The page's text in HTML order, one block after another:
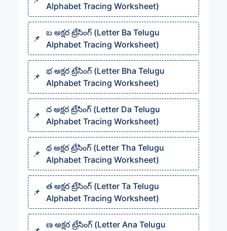
Alphabet Tracing Worksheet)
బ అక్షర ట్రేసింగ్ (Letter Ba Telugu
Alphabet Tracing Worksheet)
భ అక్షర ట్రేసింగ్ (Letter Bha Telugu
Alphabet Tracing Worksheet)
ద అక్షర ట్రేసింగ్ (Letter Da Telugu
Alphabet Tracing Worksheet)
థ అక్షర ట్రేసింగ్ (Letter Tha Telugu
Alphabet Tracing Worksheet)
త అక్షర ట్రేసింగ్ (Letter Ta Telugu
Alphabet Tracing Worksheet)
ణ అక్షర ట్రేసింగ్ (Letter Ana Telugu